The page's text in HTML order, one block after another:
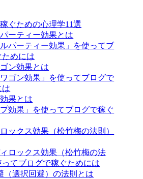
ぐための心理学11選
ーティー効果とは
パーティー効果」を使ってブ
ためには
ン効果とは
ゴン効果」を使ってブログで
は
果とは
効果」を使ってブログで稼ぐ
ックス効果（松竹梅の法則）
ロックス効果（松竹梅の法
ってブログで稼ぐためには
（選択回避）の法則とは